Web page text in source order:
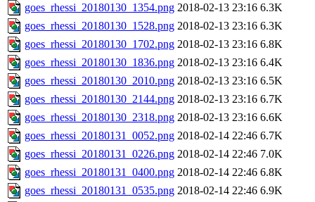
goes_rhessi_20180130_1354.png 2018-02-13 23:16 6.3K
goes_rhessi_20180130_1528.png 2018-02-13 23:16 6.3K
goes_rhessi_20180130_1702.png 2018-02-13 23:16 6.8K
goes_rhessi_20180130_1836.png 2018-02-13 23:16 6.4K
goes_rhessi_20180130_2010.png 2018-02-13 23:16 6.5K
goes_rhessi_20180130_2144.png 2018-02-13 23:16 6.7K
goes_rhessi_20180130_2318.png 2018-02-13 23:16 6.6K
goes_rhessi_20180131_0052.png 2018-02-14 22:46 6.7K
goes_rhessi_20180131_0226.png 2018-02-14 22:46 7.0K
goes_rhessi_20180131_0400.png 2018-02-14 22:46 6.8K
goes_rhessi_20180131_0535.png 2018-02-14 22:46 6.9K